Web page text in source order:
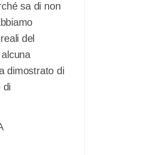
sa di non
del
dimostrato di
di